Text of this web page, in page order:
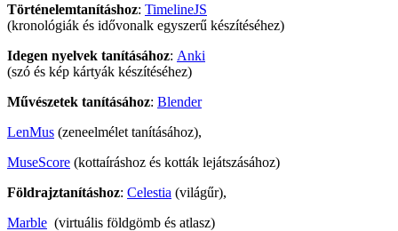
Történelemtanításhoz: TimelineJS
(kronológiák és idővonalk egyszerű készítéséhez)
Idegen nyelvek tanításához: Anki
(szó és kép kártyák készítéséhez)
Művészetek tanításához: Blender
LenMus (zeneelmélet tanításához),
MuseScore (kottaíráshoz és kották lejátszásához)
Földrajztanításhoz: Celestia (világűr),
Marble (virtuális földgömb és atlasz)